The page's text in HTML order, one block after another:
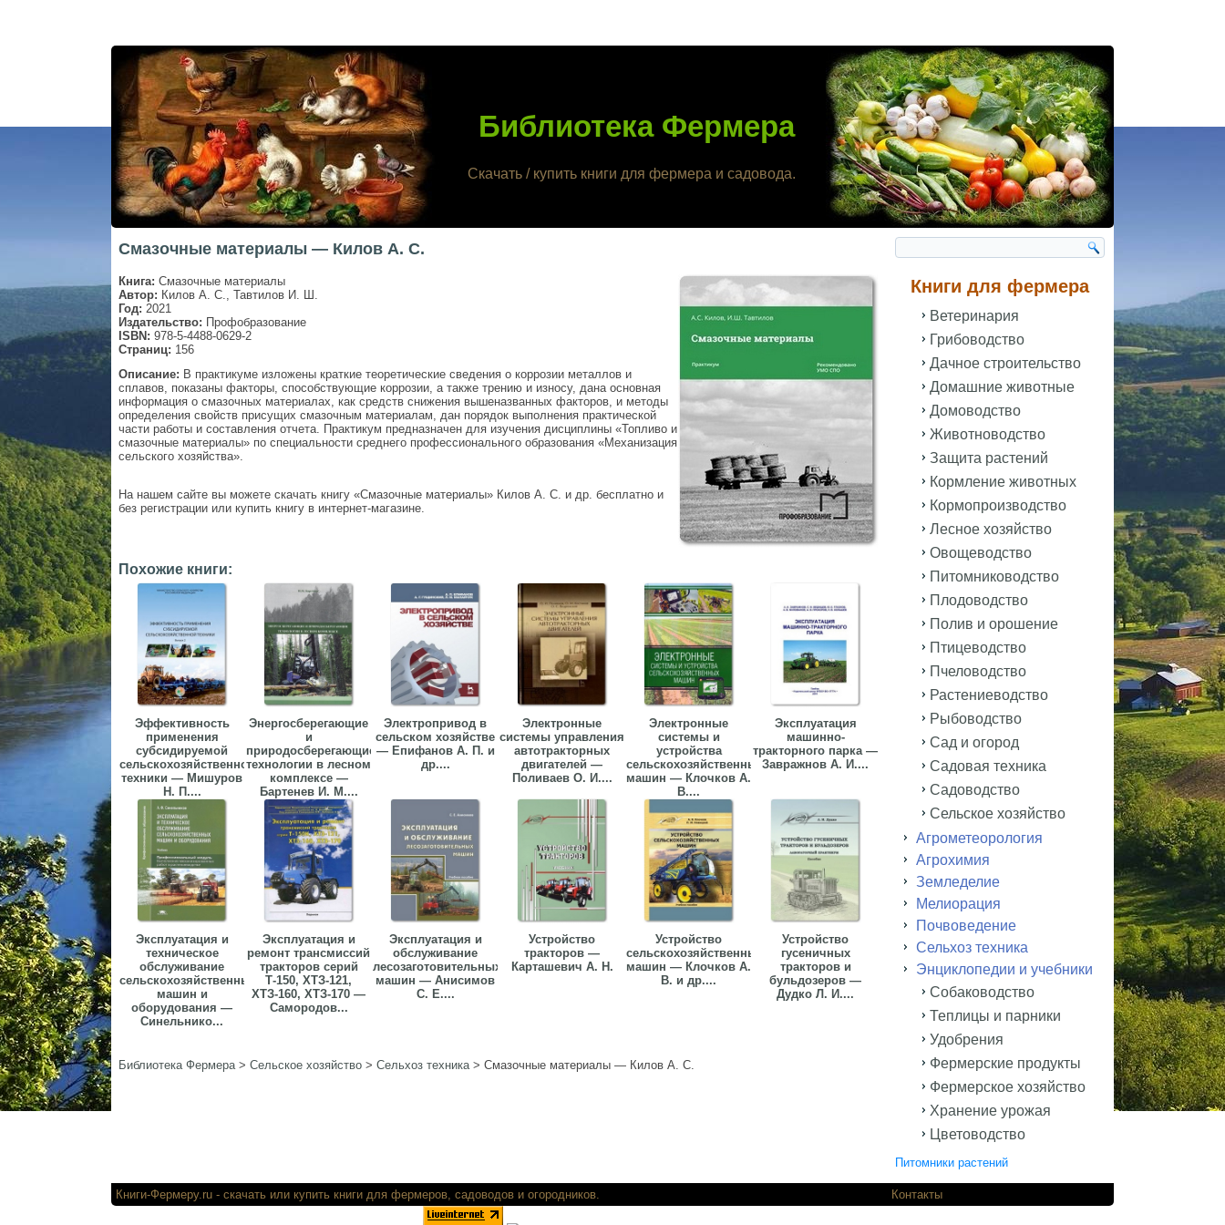
Библиотека Фермера
Скачать / купить книги для фермера и садовода.
Смазочные материалы — Килов А. С.
Книга: Смазочные материалы
Автор: Килов А. С., Тавтилов И. Ш.
Год: 2021
Издательство: Профобразование
ISBN: 978-5-4488-0629-2
Страниц: 156
Описание: В практикуме изложены краткие теоретические сведения о коррозии металлов и
сплавов, показаны факторы, способствующие коррозии, а также трению и износу, дана основная
информация о смазочных материалах, как средств снижения вышеназванных факторов, и методы
определения свойств присущих смазочным материалам, дан порядок выполнения практической
части работы и составления отчета. Практикум предназначен для изучения дисциплины «Топливо и
смазочные материалы» по специальности среднего профессионального образования «Механизация
сельского хозяйства».
На нашем сайте вы можете скачать книгу «Смазочные материалы» Килов А. С. и др. бесплатно и
без регистрации или купить книгу в интернет-магазине.
Похожие книги:
Эффективность
применения
субсидируемой
сельскохозяйственной
техники — Мишуров
Н. П....
Энергосберегающие
и
природосберегающие
технологии в лесном
комплексе —
Бартенев И. М....
Электропривод в
сельском хозяйстве
— Епифанов А. П. и
др....
Электронные
системы управления
автотракторных
двигателей —
Поливаев О. И....
Электронные
системы и
устройства
сельскохозяйственных
машин — Клочков А.
В....
Эксплуатация
машинно-
тракторного парка —
Завражнов А. И....
Эксплуатация и
техническое
обслуживание
сельскохозяйственных
машин и
оборудования —
Синельнико...
Эксплуатация и
ремонт трансмиссий
тракторов серий
Т-150, ХТЗ-121,
ХТЗ-160, ХТЗ-170 —
Самородов...
Эксплуатация и
обслуживание
лесозаготовительных
машин — Анисимов
С. Е....
Устройство
тракторов —
Карташевич А. Н.
Устройство
сельскохозяйственных
машин — Клочков А.
В. и др....
Устройство
гусеничных
тракторов и
бульдозеров —
Дудко Л. И....
Библиотека Фермера> Сельское хозяйство > Сельхоз техника> Смазочные материалы — Килов А. С.
Книги для фермера
Ветеринария
Грибоводство
Дачное строительство
Домашние животные
Домоводство
Животноводство
Защита растений
Кормление животных
Кормопроизводство
Лесное хозяйство
Овощеводство
Питомниководство
Плодоводство
Полив и орошение
Птицеводство
Пчеловодство
Растениеводство
Рыбоводство
Сад и огород
Садовая техника
Садоводство
Сельское хозяйство
Агрометеорология
Агрохимия
Земледелие
Мелиорация
Почвоведение
Сельхоз техника
Энциклопедии и учебники
Собаководство
Теплицы и парники
Удобрения
Фермерские продукты
Фермерское хозяйство
Хранение урожая
Цветоводство
Питомники растений
Книги-Фермеру.ru - скачать или купить книги для фермеров, садоводов и огородников. Контакты